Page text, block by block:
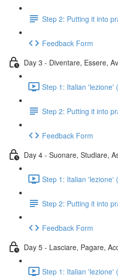
Step 2: Putting it into
Feedback Form
Day 3 - Diventare, Essere,
Step 1: Italian 'lezione'
Step 2: Putting it into
Feedback Form
Day 4 - Suonare, Studiare,
Step 1: Italian 'lezione'
Step 2: Putting it into
Feedback Form
Day 5 - Lasciare, Pagare,
Step 1: Italian 'lezione'